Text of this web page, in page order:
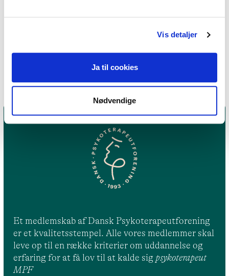
Vis detaljer
Ja til cookies
Nødvendige
Kropsterapi,
Oplevelsesorienteret terapi
Et medlemskab af Dansk Psykoterapeutforening
er et kvalitetsstempel. Alle vores medlemmer skal
leve op til en række kriterier om uddannelse og
erfaring for at få lov til at kalde sig psykoterapeut
MPF